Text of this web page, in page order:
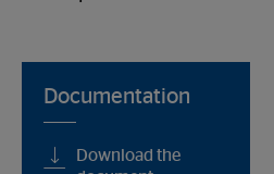
Documentation
Download the